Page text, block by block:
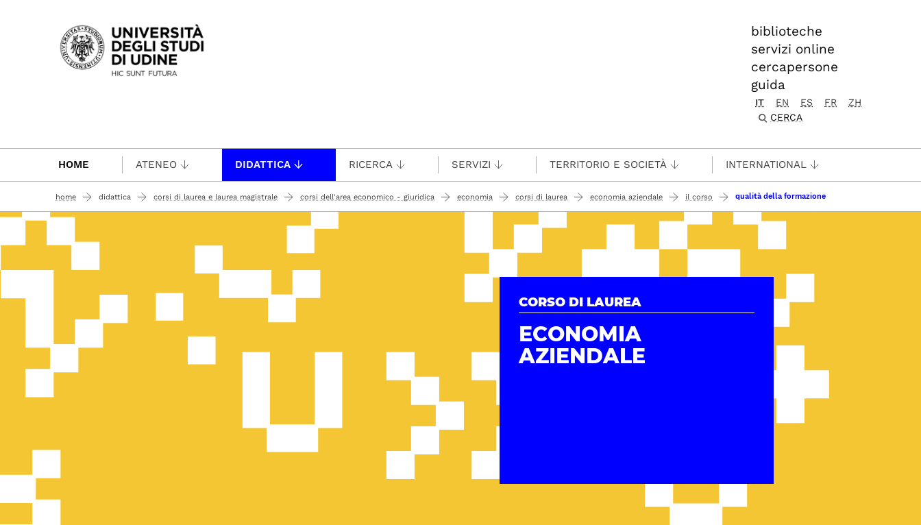
Passa al contenuto principale
biblioteche
servizi online
cercapersone
guida
IT EN ES FR
ZH
CERCA
HOME ATENEO DIDATTICA RICERCA SERVIZI TERRITORIO E SOCIETÀ INTERNATIONAL
home didattica corsi di laurea e laurea magistrale corsi dell'area economico - giuridica economia corsi di laurea economia aziendale il corso qualità della formazione
CORSO DI LAUREA
ECONOMIA
AZIENDALE